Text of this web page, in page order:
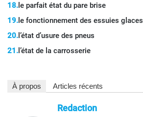
le parfait état du pare brise
le fonctionnement des essuies glaces
l’état d’usure des pneus
l’état de la carrosserie
À propos Articles récents
Redaction